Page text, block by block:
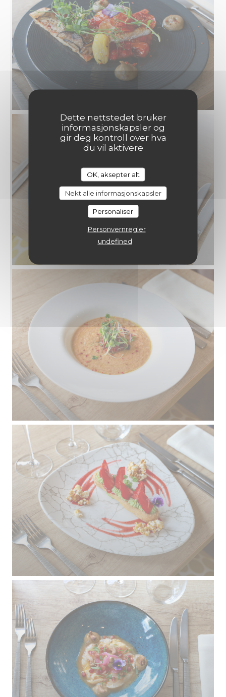
Dette nettstedet bruker
informasjonskapsler og
gir deg kontroll over hva
du vil aktivere
OK, aksepter alt
Nekt alle informasjonskapsler
Personaliser
Personvernregler
undefined
MADEMOISELLE 10